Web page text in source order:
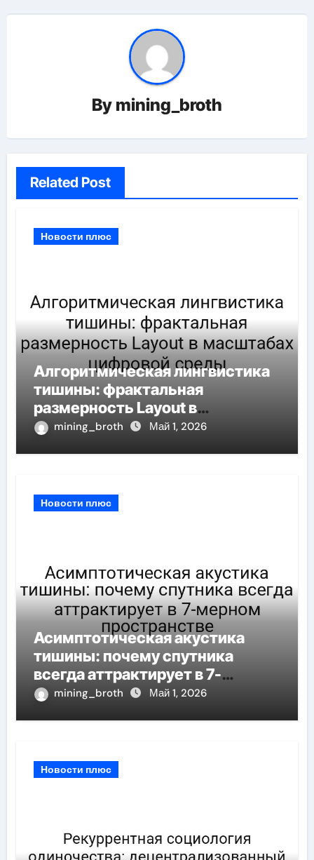
By mining_broth
Related Post
Новости плюс
Алгоритмическая лингвистика
тишины: фрактальная
размерность Layout в
масштабах цифровой среды
mining_broth Май 1, 2026
Новости плюс
Асимптотическая акустика
тишины: почему спутника
всегда аттрактирует в 7-
мерном пространстве
mining_broth Май 1, 2026
Новости плюс